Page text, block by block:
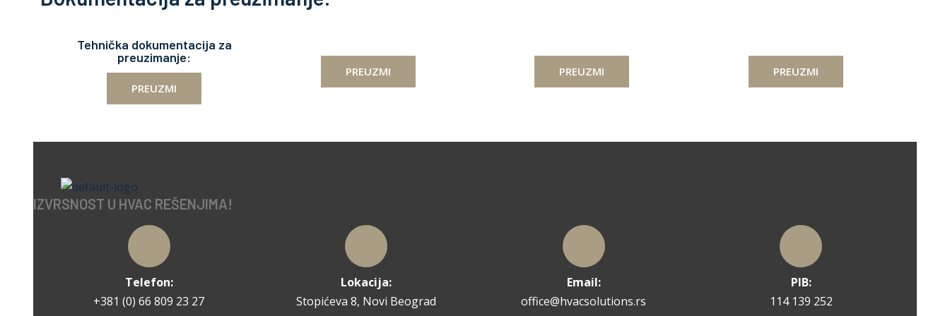
Tehnička dokumentacija za
preuzimanje:
PREUZMI
PREUZMI PREUZMI PREUZMI
IZVRSNOST U HVAC REŠENJIMA!
Telefon:
+381 (0) 66 809 23 27
Lokacija:
Stopićeva 8, Novi Beograd
Email:
office@hvacsolutions.rs
PIB:
114 139 252